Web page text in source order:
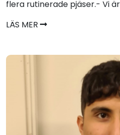
flera rutinerade pjäser.- Vi
LÄS MER